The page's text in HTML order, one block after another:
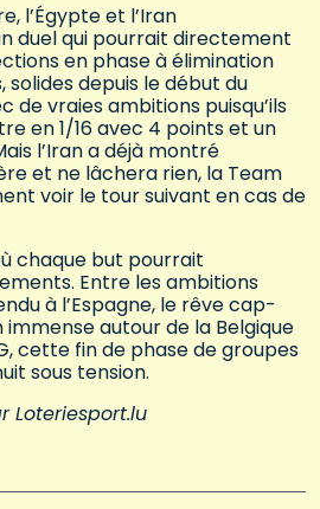
l’Égypte et l’Iran
duel qui pourrait directement
en phase à élimination
solides depuis le début du
de vraies ambitions puisqu’ils
en 1/16 avec 4 points et un
l’Iran a déjà montré
et ne lâchera rien, la Team
voir le tour suivant en cas de
chaque but pourrait
Entre les ambitions
à l’Espagne, le rêve cap-
autour de la Belgique
cette fin de phase de groupes
sous tension.
Loteriesport.lu